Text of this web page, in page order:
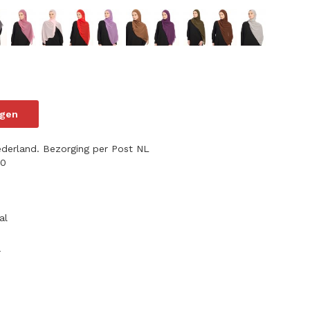
Bezorging per Post NL